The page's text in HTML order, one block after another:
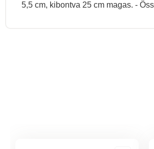
5,5 cm, kibontva 25 cm magas. -